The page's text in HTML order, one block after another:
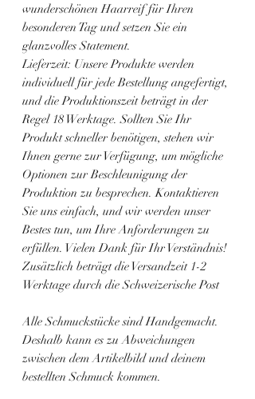
wunderschönen Haarreif für Ihren
besonderen Tag und setzen Sie ein
glanzvolles Statement.
Lieferzeit: Unsere Produkte werden
individuell für jede Bestellung angefertigt,
und die Produktionszeit beträgt in der
Regel 18 Werktage. Sollten Sie Ihr
Produkt schneller benötigen, stehen wir
Ihnen gerne zur Verfügung, um mögliche
Optionen zur Beschleunigung der
Produktion zu besprechen. Kontaktieren
Sie uns einfach, und wir werden unser
Bestes tun, um Ihre Anforderungen zu
erfüllen. Vielen Dank für Ihr Verständnis!
Zusätzlich beträgt die Versandzeit 1-2
Werktage durch die Schweizerische Post
Alle Schmuckstücke sind Handgemacht.
Deshalb kann es zu Abweichungen
zwischen dem Artikelbild und deinem
bestellten Schmuck kommen.